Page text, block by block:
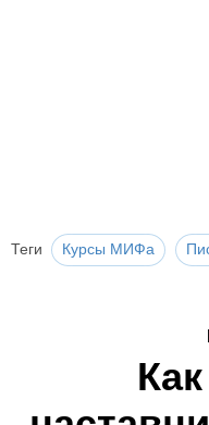
Теги Курсы МИФа